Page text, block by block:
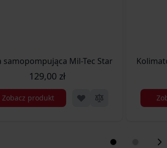
2.0 Strike - 2 LS
samopompująca Mil-Tec Standard
129,00 zł
Zobacz produkt